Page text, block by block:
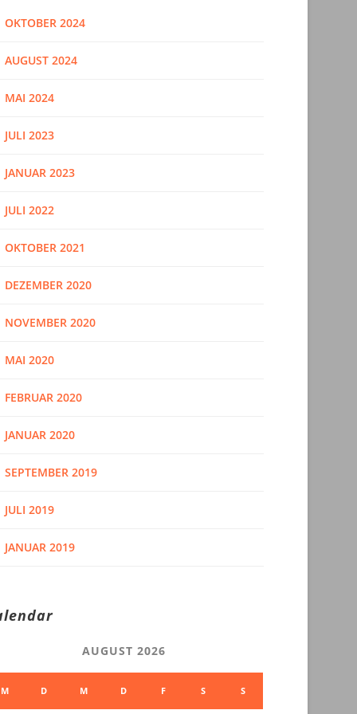
OKTOBER 2024
AUGUST 2024
MAI 2024
JULI 2023
JANUAR 2023
JULI 2022
OKTOBER 2021
DEZEMBER 2020
NOVEMBER 2020
MAI 2020
FEBRUAR 2020
JANUAR 2020
SEPTEMBER 2019
JULI 2019
JANUAR 2019
AUGUST 2026
M D M D F S S